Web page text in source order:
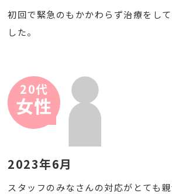
初回で緊急のもかかわらず治療をし
した。
20代
女性
2023年6月
スタッフのみなさんの対応がとても